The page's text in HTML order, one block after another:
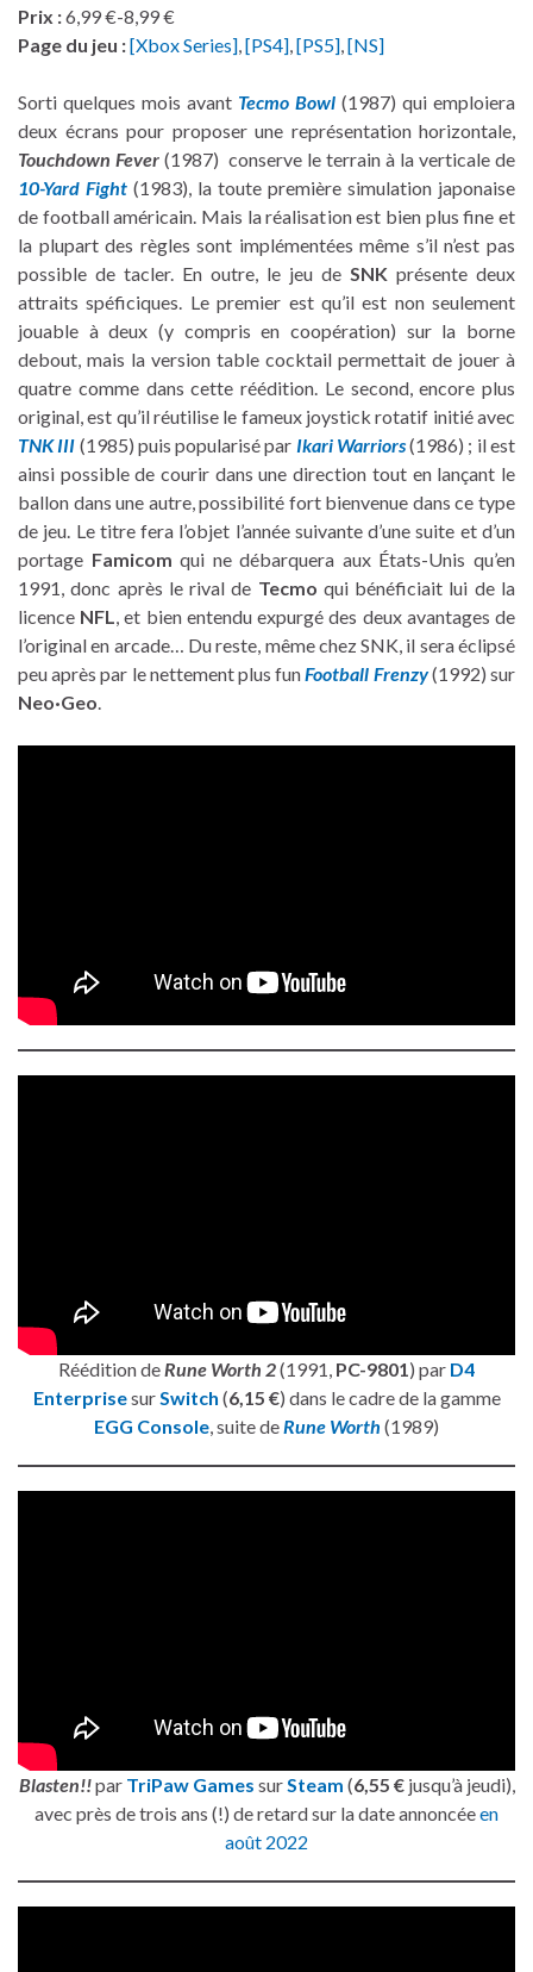
Prix :6,99 €-8,99 €
Page du jeu :[Xbox Series] [PS4] [PS5] [NS]
Sorti quelques mois avant Tecmo Bowl (1987) qui emploiera
deux écrans pour proposer une représentation horizontale,
Touchdown Fever (1987) conserve le terrain à la verticale de
10-Yard Fight (1983), la toute première simulation japonaise
de football américain. Mais la réalisation est bien plus fine et
la plupart des règles sont implémentées même s’il n’est pas
possible de tacler. En outre, le jeu de SNK présente deux
attraits spéficiques. Le premier est qu’il est non seulement
jouable à deux (y compris en coopération) sur la borne
debout, mais la version table cocktail permettait de jouer à
quatre comme dans cette réédition. Le second, encore plus
original, est qu’il réutilise le fameux joystick rotatif initié avec
TNK III (1985) puis popularisé par Ikari Warriors(1986) ; il est
ainsi possible de courir dans une direction tout en lançant le
ballon dans une autre, possibilité fort bienvenue dans ce type
de jeu. Le titre fera l’objet l’année suivante d’une suite et d’un
portage Famicom qui ne débarquera aux États-Unis qu’en
1991, donc après le rival de Tecmo qui bénéficiait lui de la
licence NFL
, et bien entendu expurgé des deux avantages de
l’original en arcade… Du reste, même chez SNK, il sera éclipsé
peu après par le nettement plus funFootball Frenzy(1992) sur
Neo·Geo
Réédition deRune Worth 2(1991, PC-9801) par D4
EnterprisesurSwitch (6,15 €) dans le cadre de la gamme
EGG Console, suite deRune Worth (1989)
Blasten!!par TriPaw Games surSteam (6,55 €jusqu’à jeudi),
avec près de trois ans (!) de retard sur la date annoncéeen
août 2022